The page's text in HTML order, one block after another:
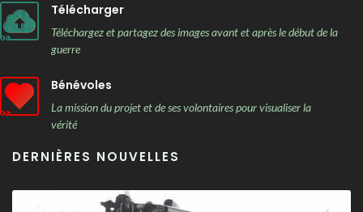
Télécharger
Téléchargez et partagez des images avant et après le début de la
guerre
Bénévoles
La mission du projet et de ses volontaires pour visualiser la
vérité
DERNIÈRES NOUVELLES